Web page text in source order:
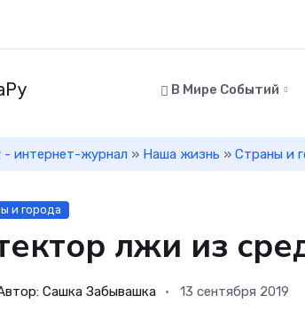
В Мире Событий
интернет-журнал » Наша жизнь » Страны и
и города
лжи из
Сашка Забывашка 13 сентября 2019